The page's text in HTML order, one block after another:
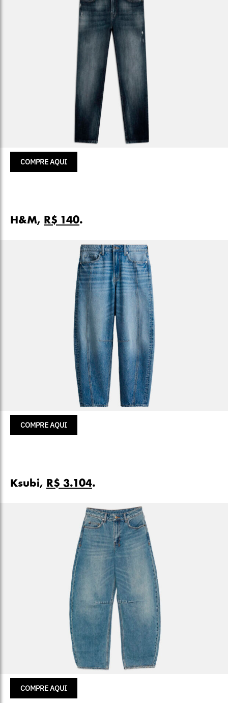
COMPRE AQUI
H&M, R$ 140.
COMPRE AQUI
Ksubi, R$ 3.104.
COMPRE AQUI